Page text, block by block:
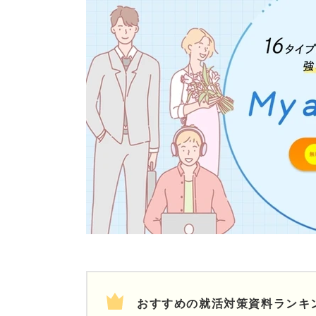
おすすめの就活対策資料ランキ